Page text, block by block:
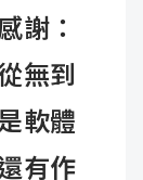
謝：
無到
軟體
有作